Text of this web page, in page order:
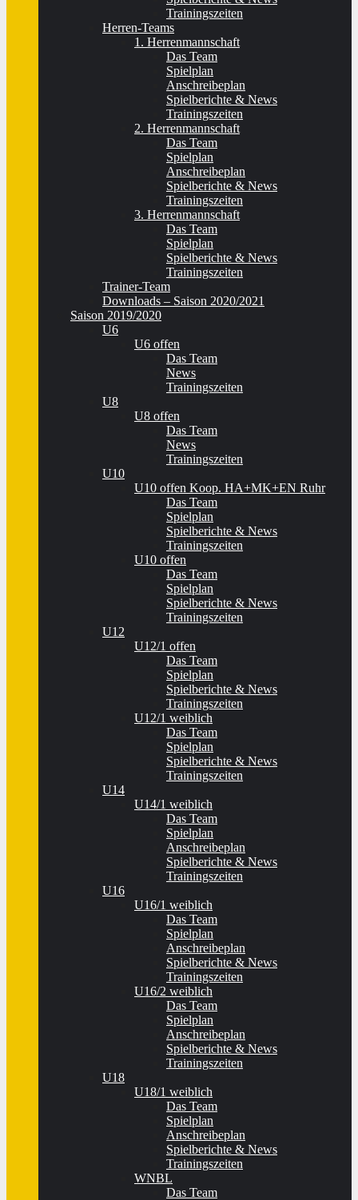
Trainingszeiten
Herren-Teams
1. Herrenmannschaft
Das Team
Spielplan
Anschreibeplan
Spielberichte & News
Trainingszeiten
2. Herrenmannschaft
Das Team
Spielplan
Anschreibeplan
Spielberichte & News
Trainingszeiten
3. Herrenmannschaft
Das Team
Spielplan
Spielberichte & News
Trainingszeiten
Trainer-Team
Downloads – Saison 2020/2021
Saison 2019/2020
U6
U6 offen
Das Team
News
Trainingszeiten
U8
U8 offen
Das Team
News
Trainingszeiten
U10
U10 offen Koop. HA+MK+EN Ruhr
Das Team
Spielplan
Spielberichte & News
Trainingszeiten
U10 offen
Das Team
Spielplan
Spielberichte & News
Trainingszeiten
U12
U12/1 offen
Das Team
Spielplan
Spielberichte & News
Trainingszeiten
U12/1 weiblich
Das Team
Spielplan
Spielberichte & News
Trainingszeiten
U14
U14/1 weiblich
Das Team
Spielplan
Anschreibeplan
Spielberichte & News
Trainingszeiten
U16
U16/1 weiblich
Das Team
Spielplan
Anschreibeplan
Spielberichte & News
Trainingszeiten
U16/2 weiblich
Das Team
Spielplan
Anschreibeplan
Spielberichte & News
Trainingszeiten
U18
U18/1 weiblich
Das Team
Spielplan
Anschreibeplan
Spielberichte & News
Trainingszeiten
WNBL
Das Team